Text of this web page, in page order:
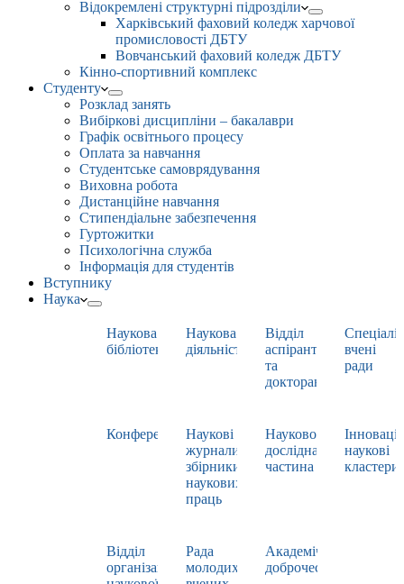
Відокремлені структурні підрозділи
Харківський фаховий коледж харчової
промисловості ДБТУ
Вовчанський фаховий коледж ДБТУ
Кінно-спортивний комплекс
Студенту
Розклад занять
Вибіркові дисципліни – бакалаври
Графік освітнього процесу
Оплата за навчання
Студентське самоврядування
Виховна робота
Дистанційне навчання
Стипендіальне забезпечення
Гуртожитки
Психологічна служба
Інформація для студентів
Вступнику
Наука
Наукова
бібліотека
Наукова
діяльність
Відділ
аспірантури
та
докторантури
вчені
ради
Конференції
Наукові
журнали,
збірники
наукових
праць
Науково-
дослідна
частина
наукові
кластери
Відділ
організації
Рада
молодих
Академічна
доброчесність